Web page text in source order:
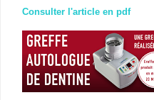
Consulter l'article en pdf